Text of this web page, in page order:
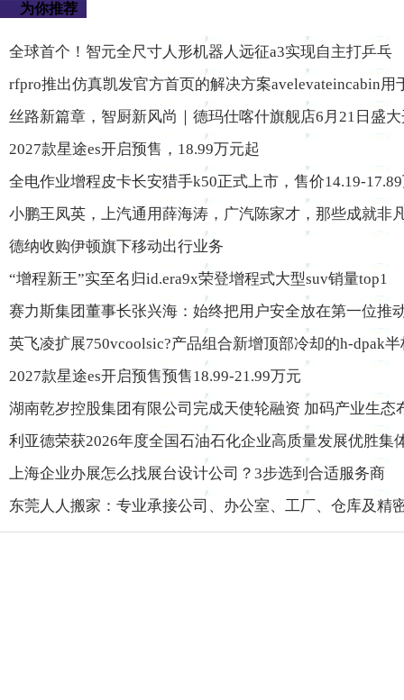
为你推荐
全球首个！智元全尺寸人形机器人远征a3实现自主打乒乓
rfpro推出仿真凯发官方首页的解决方案avelevateincabin用
丝路新篇章，智厨新风尚｜德玛仕喀什旗舰店6月21日盛
2027款星途es开启预售，18.99万元起
全电作业增程皮卡长安猎手k50正式上市，售价14.19-
小鹏王凤英，上汽通用薛海涛，广汽陈家才，那些成就非
德纳收购伊顿旗下移动出行业务
“增程新王”实至名归id.era9x荣登增程式大型suv销量top1
赛力斯集团董事长张兴海：始终把用户安全放在第一位推
英飞凌扩展750vcoolsic?产品组合新增顶部冷却的h-dpak半
2027款星途es开启预售预售18.99-21.99万元
湖南乾岁控股集团有限公司完成天使轮融资 加码产业生态
利亚德荣获2026年度全国石油石化企业高质量发展优胜集
上海企业办展怎么找展台设计公司？3步选到合适服务商
东莞人人搬家：专业承接公司、办公室、工厂、仓库及精